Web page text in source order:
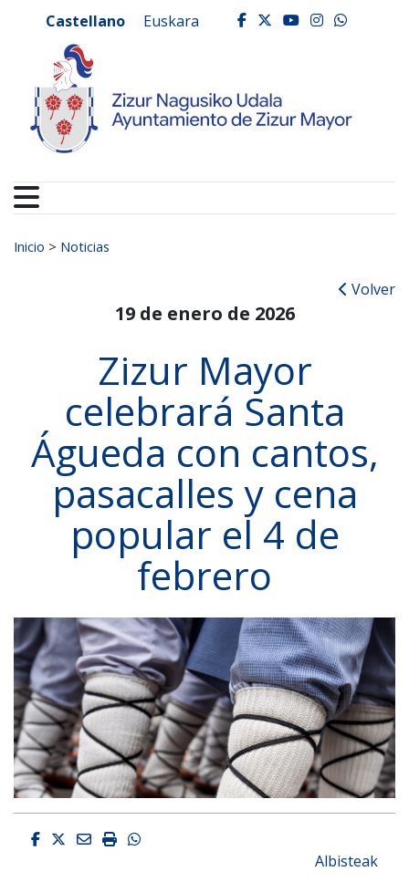
Ayuntamiento de
Castellano Euskara facebook
twitter
youtube
Buscar:
Inicio > Noticias
Volver
19 de enero de 2026
Zizur Mayor
celebrará Santa
Águeda con cantos,
pasacalles y cena
popular el 4 de
febrero
Facebook
Twitter
EmailImprimirWhatsapp
Albisteak